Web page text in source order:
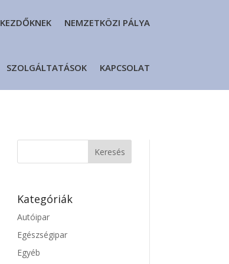
KEZDŐKNEK NEMZETKÖZI PÁLYA
SZOLGÁLTATÁSOK KAPCSOLAT
Kategóriák
Autóipar
Egészségipar
Egyéb